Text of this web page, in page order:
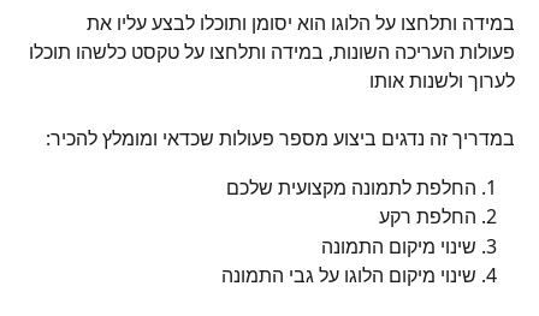
במידה ותלחצו על הלוגו הוא יסומן ותוכלו לבצע עליו את
פעולות העריכה השונות, במידה ותלחצו על טקסט כלשהו תוכלו
לערוך ולשנות אותו
במדריך זה נדגים ביצוע מספר פעולות שכדאי ומומלץ להכיר:
החלפת לתמונה מקצועית שלכם
החלפת רקע
שינוי מיקום התמונה
שינוי מיקום הלוגו על גבי התמונה